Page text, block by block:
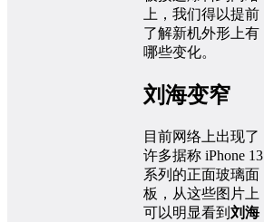
上，我们得以提前
了解新机外形上有
哪些变化。
刘海变窄
目前网络上出现了
许多据称 iPhone 13
系列的正面玻璃面
板，从这些图片上
可以明显看到 刘海